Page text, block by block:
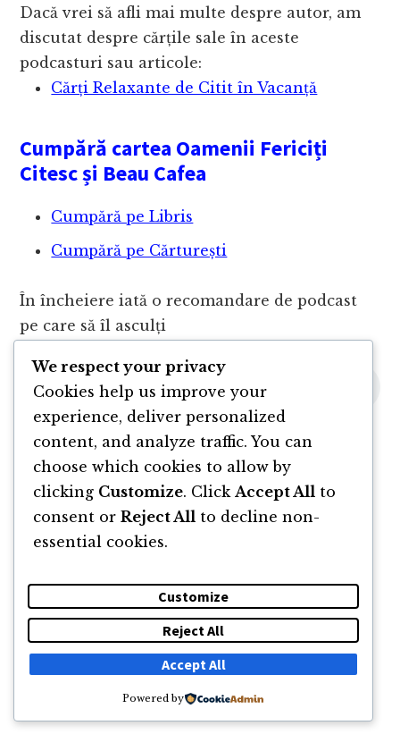
Dacă vrei să afli mai multe despre autor, am
discutat despre cărțile sale în aceste
podcasturi sau articole:
Cărți Relaxante de Citit în Vacanță
Cumpără cartea Oamenii Fericiți
Citesc și Beau Cafea
Cumpără pe Libris
Cumpără pe Cărturești
În încheiere iată o recomandare de podcast
pe care să îl asculți
DESPRE NEWSLETTER CĂUTARE CONTACT
© 2011 -2026 TOATE DREPTURILE REZERVATE FLORIN ROȘOGA
We respect your privacy
Cookies help us improve your
experience, deliver personalized
content, and analyze traffic. You can
choose which cookies to allow by
clicking Customize. Click Accept All to
consent or Reject All to decline non-
essential cookies.
Customize
Reject All
Accept All
Powered by